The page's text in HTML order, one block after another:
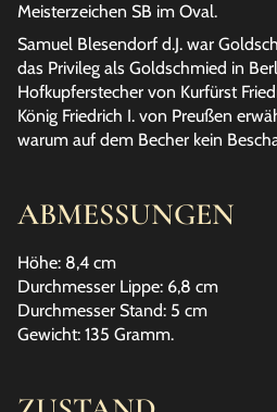
Meisterzeichen SB im Oval.
Samuel Blesendorf d.J. war
das Privileg als Goldschmied in
Hofkupferstecher von Kurfürst
König Friedrich I. von Preußen
warum auf dem Becher kein
ABMESSUNGEN
Höhe: 8,4 cm
Durchmesser Lippe: 6,8 cm
Durchmesser Stand: 5 cm
Gewicht: 135 Gramm.